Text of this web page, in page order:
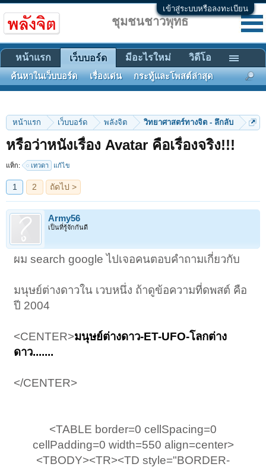
เข้าสู่ระบบหรือลงทะเบียน
หน้าแรก เว็บบอร์ด พลังจิต วิทยาศาสตร์ทางจิต - ลึกลับ
หรือว่าหนังเรื่อง Avatar คือเรื่องจริง!!!
แท็ก: เทวดา แก้ไข
Army56
เป็นที่รู้จักกันดี
ผม search google ไปเจอคนตอบคำถามเกี่ยวกับ
มนุษย์ต่างดาวใน เวบหนึ่ง ถ้าดูข้อความที่ดพสต์ คือ
ปี 2004
<CENTER>มนุษย์ต่างดาว-ET-UFO-โลกต่าง
ดาว.......
</CENTER>
<TABLE border=0 cellSpacing=0
cellPadding=0 width=550 align=center>
<TBODY><TR><TD style="BORDER-
ชุมชนชาวพุทธ
หน้าแรก เว็บบอร์ด
ค้นหาในเว็บบอร์ด เรื่องเด่น กระทู้และโพสต์ล่าสุด
มีอะไรใหม่ วิดีโอ